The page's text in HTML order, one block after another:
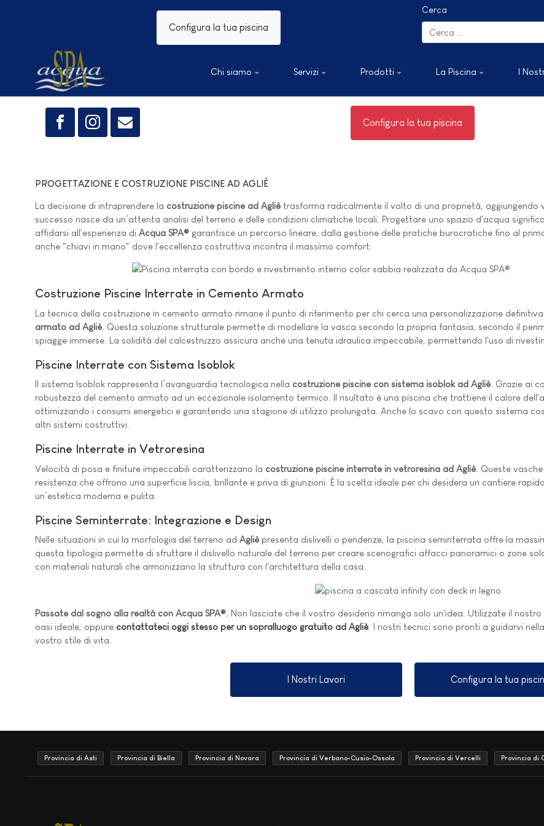
Configura la tua piscina
Cerca
Chi siamo Servizi Prodotti La Piscina I
Configura la tua piscina
PROGETTAZIONE E COSTRUZIONE PISCINE AD AGLIÈ
La decisione di intraprendere la costruzione piscine ad Agliè trasforma radicalmente il volto di una proprietà,
successo nasce da un’attenta analisi del terreno e delle condizioni climatiche locali. Progettare uno spazio d'acqua
affidarsi all'esperienza di Acqua SPA® garantisce un percorso lineare, dalla gestione delle pratiche burocratiche fino al
anche "chiavi in mano" dove l'eccellenza costruttiva incontra il massimo comfort.
Costruzione Piscine Interrate in Cemento Armato
La tecnica della costruzione in cemento armato rimane il punto di riferimento per chi cerca una personalizzazione
armato ad Agliè . Questa soluzione strutturale permette di modellare la vasca secondo la propria fantasia, secondo il
spiagge immerse. La solidità del calcestruzzo assicura anche una tenuta idraulica impeccabile, permettendo l'uso di
Piscine Interrate con Sistema Isoblok
Il sistema Isoblok rappresenta l’avanguardia tecnologica nella costruzione piscine con sistema isoblok ad Agliè . Grazie ai
robustezza del cemento armato ad un eccezionale isolamento termico. Il risultato è una piscina che trattiene il calore
ottimizzando i consumi energetici e garantendo una stagione di utilizzo prolungata. Anche lo scavo con questo sistema
altri sistemi costruttivi.
Piscine Interrate in Vetroresina
Velocità di posa e finiture impeccabili caratterizzano la costruzione piscine interrate in vetroresina ad Agliè . Queste
resistenza che offrono una superficie liscia, brillante e priva di giunzioni. È la scelta ideale per chi desidera un cantiere
un’estetica moderna e pulita.
Piscine Seminterrate: Integrazione e Design
Nelle situazioni in cui la morfologia del terreno ad Agliè presenta dislivelli o pendenze, la piscina seminterrata offre la
questa tipologia permette di sfruttare il dislivello naturale del terreno per creare scenografici affacci panoramici o zone
con materiali naturali che armonizzano la struttura con l'architettura della casa.
Passate dal sogno alla realtà con Acqua SPA®. Non lasciate che il vostro desiderio rimanga solo un'idea. Utilizzate il nostro
oasi ideale, oppure contattateci oggi stesso per un sopralluogo gratuito ad Agliè . I nostri tecnici sono pronti a guidarvi
vostro stile di vita.
I Nostri Lavori Configura la tua
Provincia di Asti Provincia di Biella Provincia di Novara Provincia di Verbano-Cusio-Ossola Provincia di Vercelli Provincia di